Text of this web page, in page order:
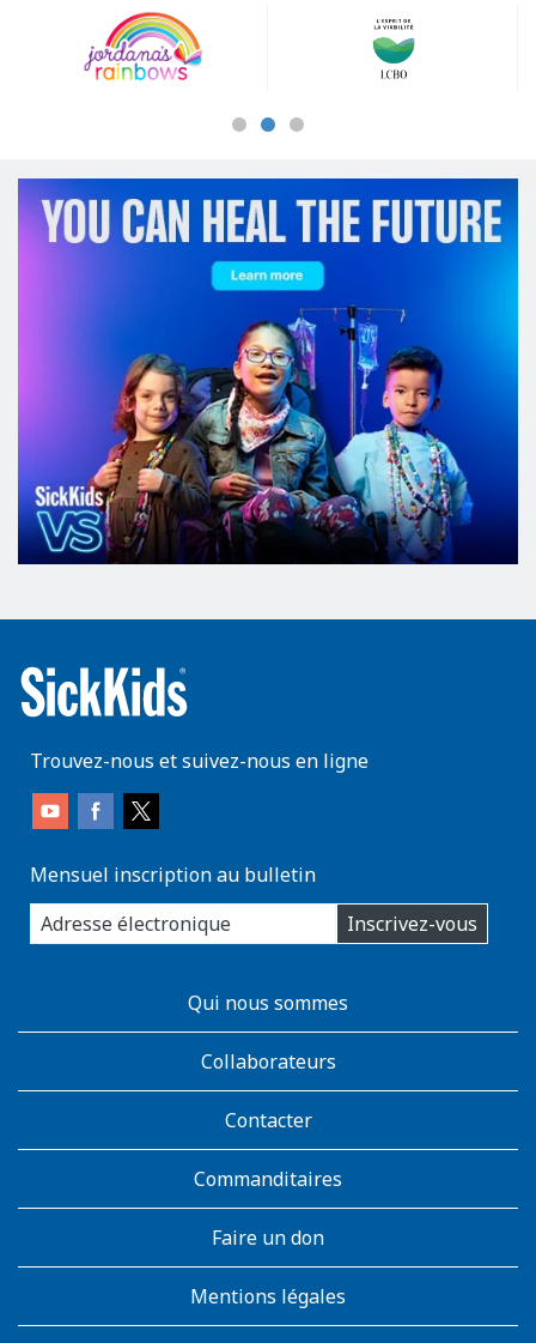
Sponsors
Trouvez-nous et suivez-nous en ligne
Mensuel inscription au bulletin
enter
you
email
Inscrivez-vous
AboutKidsHealthQui nous sommes
Collaborateurs
Contacter
Commanditaires
Faire un don
Mentions légales